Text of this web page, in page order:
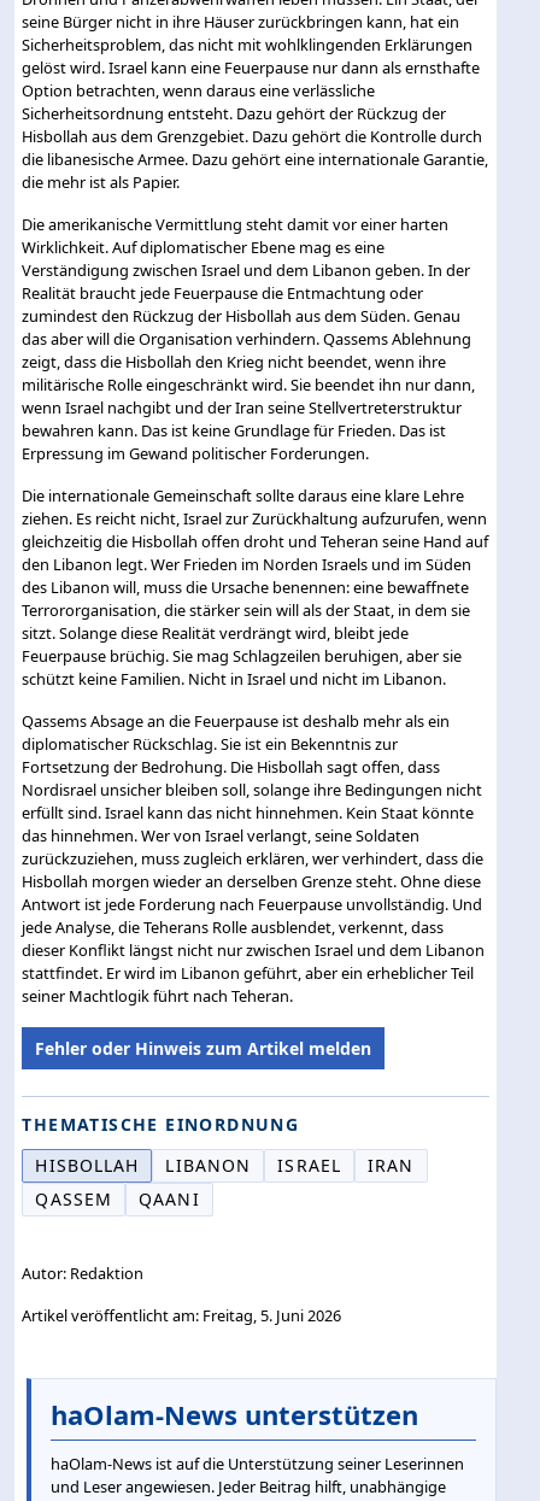
seine Bürger nicht in ihre Häuser zurückbringen kann, hat ein
Sicherheitsproblem, das nicht mit wohlklingenden Erklärungen
gelöst wird. Israel kann eine Feuerpause nur dann als ernsthafte
Option betrachten, wenn daraus eine verlässliche
Sicherheitsordnung entsteht. Dazu gehört der Rückzug der
Hisbollah aus dem Grenzgebiet. Dazu gehört die Kontrolle durch
die libanesische Armee. Dazu gehört eine internationale Garantie,
die mehr ist als Papier.
Die amerikanische Vermittlung steht damit vor einer harten
Wirklichkeit. Auf diplomatischer Ebene mag es eine
Verständigung zwischen Israel und dem Libanon geben. In der
Realität braucht jede Feuerpause die Entmachtung oder
zumindest den Rückzug der Hisbollah aus dem Süden. Genau
das aber will die Organisation verhindern. Qassems Ablehnung
zeigt, dass die Hisbollah den Krieg nicht beendet, wenn ihre
militärische Rolle eingeschränkt wird. Sie beendet ihn nur dann,
wenn Israel nachgibt und der Iran seine Stellvertreterstruktur
bewahren kann. Das ist keine Grundlage für Frieden. Das ist
Erpressung im Gewand politischer Forderungen.
Die internationale Gemeinschaft sollte daraus eine klare Lehre
ziehen. Es reicht nicht, Israel zur Zurückhaltung aufzurufen, wenn
gleichzeitig die Hisbollah offen droht und Teheran seine Hand auf
den Libanon legt. Wer Frieden im Norden Israels und im Süden
des Libanon will, muss die Ursache benennen: eine bewaffnete
Terrororganisation, die stärker sein will als der Staat, in dem sie
sitzt. Solange diese Realität verdrängt wird, bleibt jede
Feuerpause brüchig. Sie mag Schlagzeilen beruhigen, aber sie
schützt keine Familien. Nicht in Israel und nicht im Libanon.
Qassems Absage an die Feuerpause ist deshalb mehr als ein
diplomatischer Rückschlag. Sie ist ein Bekenntnis zur
Fortsetzung der Bedrohung. Die Hisbollah sagt offen, dass
Nordisrael unsicher bleiben soll, solange ihre Bedingungen nicht
erfüllt sind. Israel kann das nicht hinnehmen. Kein Staat könnte
das hinnehmen. Wer von Israel verlangt, seine Soldaten
zurückzuziehen, muss zugleich erklären, wer verhindert, dass die
Hisbollah morgen wieder an derselben Grenze steht. Ohne diese
Antwort ist jede Forderung nach Feuerpause unvollständig. Und
jede Analyse, die Teherans Rolle ausblendet, verkennt, dass
dieser Konflikt längst nicht nur zwischen Israel und dem Libanon
stattfindet. Er wird im Libanon geführt, aber ein erheblicher Teil
seiner Machtlogik führt nach Teheran.
Fehler oder Hinweis zum Artikel melden
THEMATISCHE EINORDNUNG
HISBOLLAH
LIBANON ISRAEL
IRAN
QASSEM
QAANI
Autor: Redaktion
Artikel veröffentlicht am: Freitag, 5. Juni 2026
haOlam-News unterstützen
haOlam-News ist auf die Unterstützung seiner Leserinnen
und Leser angewiesen. Jeder Beitrag hilft, unabhängige